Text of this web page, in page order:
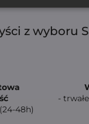
z wyboru
48h)
-